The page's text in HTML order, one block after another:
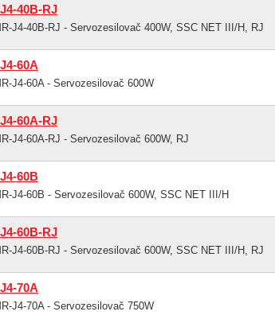
40B-RJ
J4-40B-RJ - Servozesilovač 400W, SSC NET III/H, RJ
60A
J4-60A - Servozesilovač 600W
60A-RJ
J4-60A-RJ - Servozesilovač 600W, RJ
60B
J4-60B - Servozesilovač 600W, SSC NET III/H
60B-RJ
J4-60B-RJ - Servozesilovač 600W, SSC NET III/H, RJ
70A
J4-70A - Servozesilovač 750W